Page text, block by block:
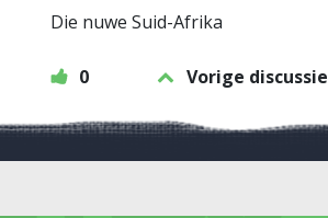
Die nuwe Suid-Afrika
0 Vorige discussie